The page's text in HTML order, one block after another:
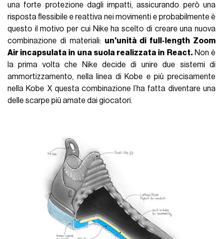
una forte protezione dagli impatti, assicurando però una
risposta flessibile e reattiva nei movimenti e probabilmente è
questo il motivo per cui Nike ha scelto di creare una nuova
combinazione di materiali: un'unità di full-length Zoom
Air incapsulata in una suola realizzata in React.Non è
la prima volta che Nike decide di unire due sistemi di
ammortizzamento, nella linea di Kobe e più precisamente
nella Kobe X questa combinazione l’ha fatta diventare una
delle scarpe più amate dai giocatori.